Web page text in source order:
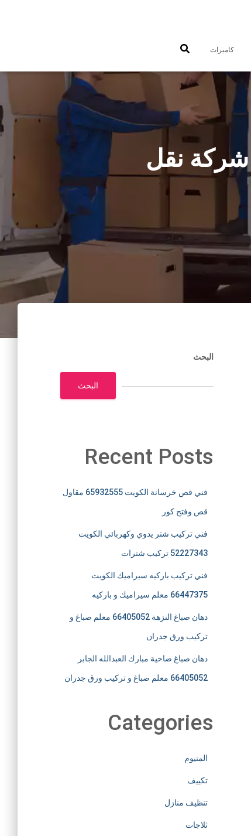
كاميرات
شركات نقل عفش الرميثية 50993677 شركة نقل
البحث
البحث
Recent Posts
فني قص خرسانة الكويت 65932555 مقاول
قص وفتح كور
فني تركيب شتر يدوي وكهربائي الكويت
52227343 تركيب شترات
فني تركيب باركيه سيراميك الكويت
66447375 معلم سيراميك و باركيه
دهان صباغ النزهة 66405052 معلم صباغ و
تركيب ورق جدران
دهان صباغ ضاحية مبارك العبدالله الجابر
66405052 معلم صباغ و تركيب ورق جدران
Categories
المنيوم
تكييف
تنظيف منازل
ثلاجات